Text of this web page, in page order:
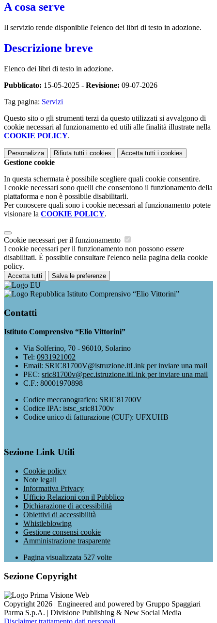
A cosa serve
Il servizio rende disponibile l'elenco dei libri di testo in adozione.
Descrizione breve
Elenco dei libri di testo in adozione.
Pubblicato: 15-05-2025 - Revisione: 09-07-2026
Tag pagina: Servizi
Questo sito o gli strumenti terzi da questo utilizzati si avvalgono di
cookie necessari al funzionamento ed utili alle finalità illustrate nella
COOKIE POLICY.
Personalizza Rifiuta tutti i cookies Accetta tutti i cookies
Gestione cookie
In questa schermata è possibile scegliere quali cookie consentire.
I cookie necessari sono quelli che consentono il funzionamento della
piattaforma e non è possibile disabilitarli.
Per conoscere quali sono i cookie necessari al funzionamento potete
visionare la COOKIE POLICY.
Cookie necessari per il funzionamento
I cookie necessari per il funzionamento non possono essere
disabilitati. È possibile consultare l'elenco nella pagina della cookie
policy.
Accetta tutti Salva le preferenze
Istituto Comprensivo “Elio Vittorini”
Contatti
Istituto Comprensivo “Elio Vittorini”
Via Solferino, 70 - 96010, Solarino
Tel: 0931921002
Email: SRIC81700V@istruzione.itLink per inviare una mail
PEC: sric81700v@pec.istruzione.itLink per inviare una mail
C.F.: 80001970898
Codice meccanografico: SRIC81700V
Codice IPA: istsc_sric81700v
Codice unico di fatturazione (CUF): UFXUHB
Sezione Link Utili
Cookie policy
Note legali
Informativa Privacy
Ufficio Relazioni con il Pubblico
Dichiarazione di accessibilità
Obiettivi di accessibilità
Whistleblowing
Gestione consensi cookie
Amministrazione trasparente
Pagina visualizzata 527 volte
Sezione Copyright
Copyright 2026 | Engineered and powered by Gruppo Spaggiari
Parma S.p.A. | Divisione Publishing & New Social Media
Disclaimer trattamento dati personali